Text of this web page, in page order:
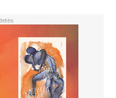
kell megküzdenie,
félelmével is –
hosszú ideig elutasított,
sodor…
minden megvan,
és történelem.